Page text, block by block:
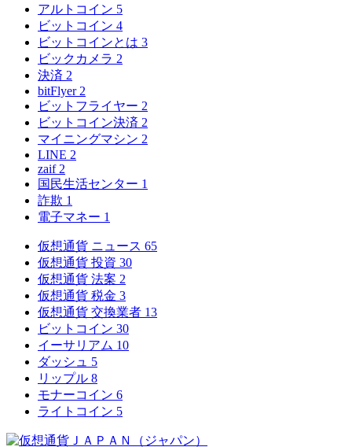
アルトコイン 5
ビットコイン 4
ビットコインとは 3
ビックカメラ 2
決済 2
bitFlyer 2
ビットフライヤー 2
ビットコイン決済 2
マイニングマシン 2
LINE 2
zaif 2
国民生活センター 1
詐欺 1
電子マネー 1
仮想通貨 ニュース 65
仮想通貨 投資 30
仮想通貨 法案 2
仮想通貨 税金 3
仮想通貨 交換業者 13
ビットコイン 30
イーサリアム 10
ダッシュ 5
リップル 8
モナーコイン 6
ライトコイン 5